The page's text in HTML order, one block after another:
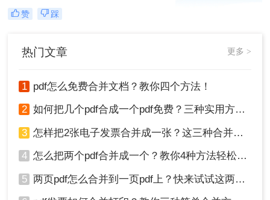
管是工作中要把扫描的证件照合成一
份PDF提交，还是考试报名需要上传
pdf格式这个问题总会冒出来。我自己
也遇到过，当时试了好几种路子，有
赞 踩
热门文章 更多 >
1 pdf怎么免费合并文档？教你四个方法！
2 如何把几个pdf合成一个pdf免费？三种实用方法分享！
3 怎样把2张电子发票合并成一张？这三种合并方法学习一下!
4 怎么把两个pdf合并成一个？教你4种方法轻松完成合并！
5 两页pdf怎么合并到一页pdf上？快来试试这两种方法吧！